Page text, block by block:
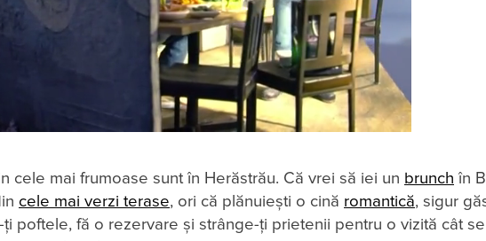
cele mai frumoase sunt în Herăstrău. Că vrei să iei un brunch în
cele mai verzi terase, ori că plănuiești o cină romantică, sigur
poftele, fă o rezervare şi strânge-ţi prietenii pentru o vizită cât